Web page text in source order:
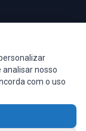
analisar nosso
com o uso